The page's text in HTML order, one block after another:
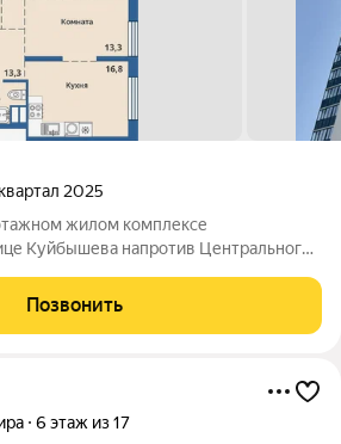
2025
жилом комплексе
Куйбышева напротив Центрального
ИПОТЕКА 3,5% ПРОДАЖА
СК АТЛАНТ. 12 ЛЕТ НА
Позвонить
6 этаж из 17